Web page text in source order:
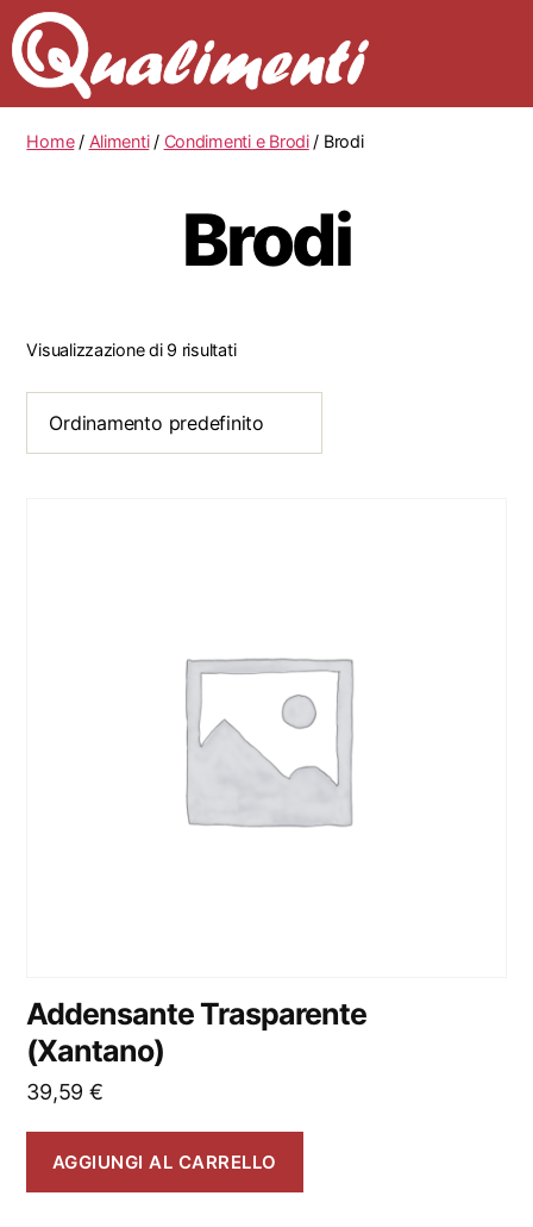
Home/ Alimenti/ Condimenti e Brodi/ Brodi
Brodi
Visualizzazione di 9 risultati
Addensante Trasparente
(Xantano)
39,59 €
AGGIUNGI AL CARRELLO